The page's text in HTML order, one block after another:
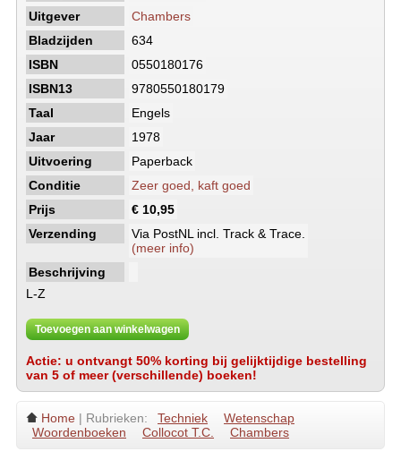
Uitgever
Chambers
Bladzijden
634
ISBN
0550180176
ISBN13
9780550180179
Taal
Engels
Jaar
1978
Uitvoering
Paperback
Conditie
Zeer goed, kaft goed
Prijs
€ 10,95
Verzending
Via PostNL incl. Track & Trace.
(meer info)
Beschrijving
L-Z
Toevoegen aan winkelwagen
Actie: u ontvangt 50% korting bij gelijktijdige bestelling
van 5 of meer (verschillende) boeken!
Home | Rubrieken: Techniek
Wetenschap
Woordenboeken
Collocot T.C. Chambers